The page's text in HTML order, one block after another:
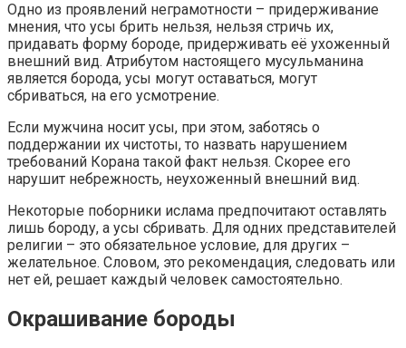
Одно из проявлений неграмотности – придерживание
мнения, что усы брить нельзя, нельзя стричь их,
придавать форму бороде, придерживать её ухоженный
внешний вид. Атрибутом настоящего мусульманина
является борода, усы могут оставаться, могут
сбриваться, на его усмотрение.
Если мужчина носит усы, при этом, заботясь о
поддержании их чистоты, то назвать нарушением
требований Корана такой факт нельзя. Скорее его
нарушит небрежность, неухоженный внешний вид.
Некоторые поборники ислама предпочитают оставлять
лишь бороду, а усы сбривать. Для одних представителей
религии – это обязательное условие, для других –
желательное. Словом, это рекомендация, следовать или
нет ей, решает каждый человек самостоятельно.
Окрашивание бороды